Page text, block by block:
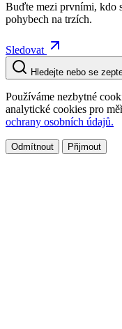
Buďte mezi prvními, kdo
pohybech na trzích.
Sledovat
Hledejte nebo se
Používáme nezbytné
analytické cookies pro
ochrany osobních údajů.
Odmítnout Přijmout